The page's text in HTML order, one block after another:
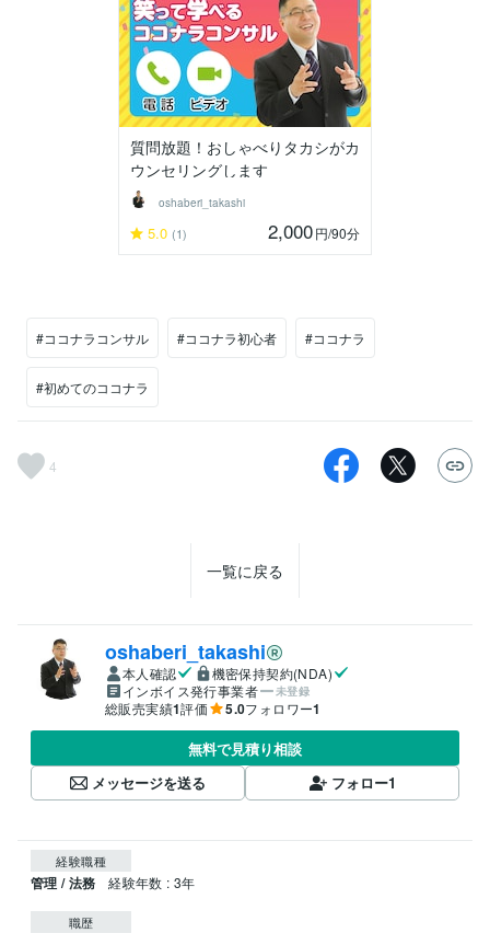
質問放題！おしゃべりタカシがカ
ウンセリングします
oshaberi_takashi
5.0 (1) 2,000円/90分
#ココナラコンサル #ココナラ初心者 #ココナラ
#初めてのココナラ
4
一覧に戻る
oshaberi_takashi
本人確認
機密保持契約(NDA)
インボイス発行事業者
未登録
総販売実績1評価 5.0フォロワー1
無料で見積り相談
メッセージを送る
フォロー1
経験職種
管理 / 法務 経験年数 : 3年
職歴